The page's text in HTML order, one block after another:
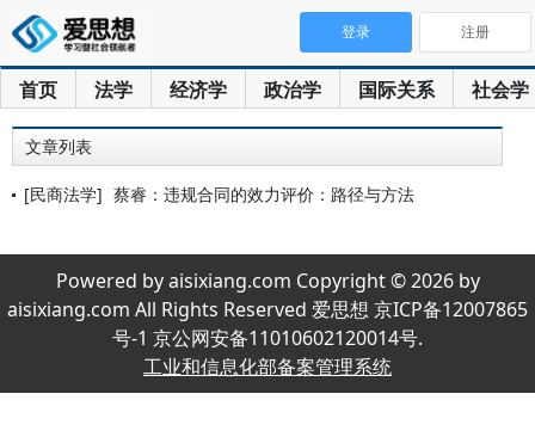
首页 法学 经济学 政治学 国际关系 社会学
登录 注册
文章列表
[民商法学] 蔡睿：违规合同的效力评价：路径与方法
Powered by aisixiang.com Copyright © 2026 by
aisixiang.com All Rights Reserved 爱思想 京ICP备12007865
号-1 京公网安备11010602120014号.
工业和信息化部备案管理系统